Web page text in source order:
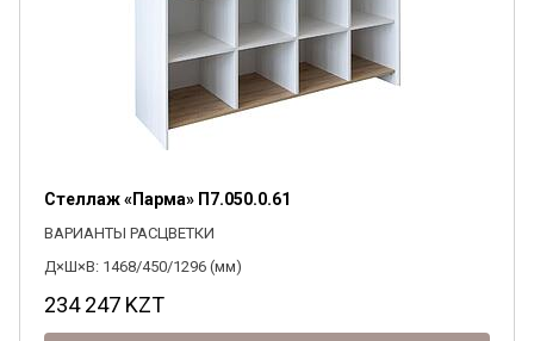
Стеллаж «Парма» П7.050.0.61
ВАРИАНТЫ РАСЦВЕТКИ
Д×Ш×В: 1468/450/1296 (мм)
234 247 KZT